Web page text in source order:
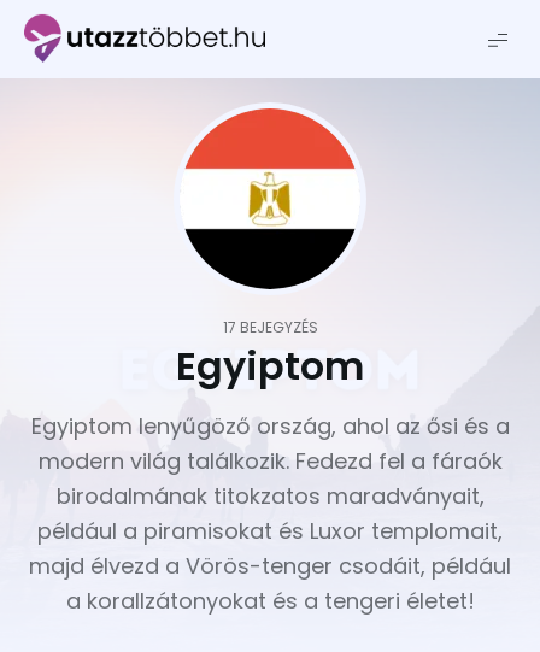
Utazztöbbet.hu
17 BEJEGYZÉS
Egyiptom
Egyiptom lenyűgöző ország, ahol az ősi és a
modern világ találkozik. Fedezd fel a fáraók
birodalmának titokzatos maradványait,
például a piramisokat és Luxor templomait,
majd élvezd a Vörös-tenger csodáit, például
a korallzátonyokat és a tengeri életet!